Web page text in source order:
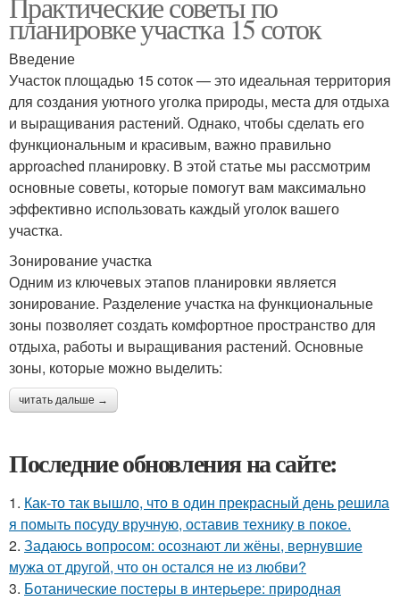
планировке участка 15 соток
Введение
Участок площадью 15 соток — это идеальная территория
для создания уютного уголка природы, места для отдыха
и выращивания растений. Однако, чтобы сделать его
функциональным и красивым, важно правильно
approached планировку. В этой статье мы рассмотрим
основные советы, которые помогут вам максимально
эффективно использовать каждый уголок вашего
участка.
Зонирование участка
Одним из ключевых этапов планировки является
зонирование. Разделение участка на функциональные
зоны позволяет создать комфортное пространство для
отдыха, работы и выращивания растений. Основные
зоны, которые можно выделить:
читать дальше →
Последние обновления на сайте:
1. Как-то так вышло, что в один прекрасный день решила
я помыть посуду вручную, оставив технику в покое.
2. Задаюсь вопросом: осознают ли жёны, вернувшие
мужа от другой, что он остался не из любви?
3. Ботанические постеры в интерьере: природная